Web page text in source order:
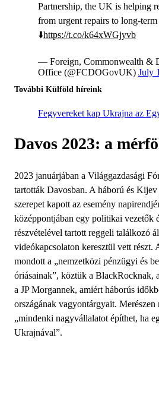
Partnership, the UK is helping
from urgent repairs to long-
⬇️️https://t.co/k64xWGjyvb
— Foreign, Commonwealth &
Office (@FCDOGovUK) July
További Külföld híreink
Fegyvereket kap Ukrajna az
Davos 2023: a
2023 januárjában a Világgazdasági
tartották Davosban. A háború és
szerepet kapott az esemény
középpontjában egy politikai vezetők
részvételével tartott reggeli találkozó
videókapcsolaton keresztül vett részt.
mondott a „nemzetközi pénzügyi és
óriásainak”, köztük a BlackRocknak,
a JP Morgannek, amiért háborús
országának vagyontárgyait. Merészen
„mindenki nagyvállalatot építhet, ha
Ukrajnával”.